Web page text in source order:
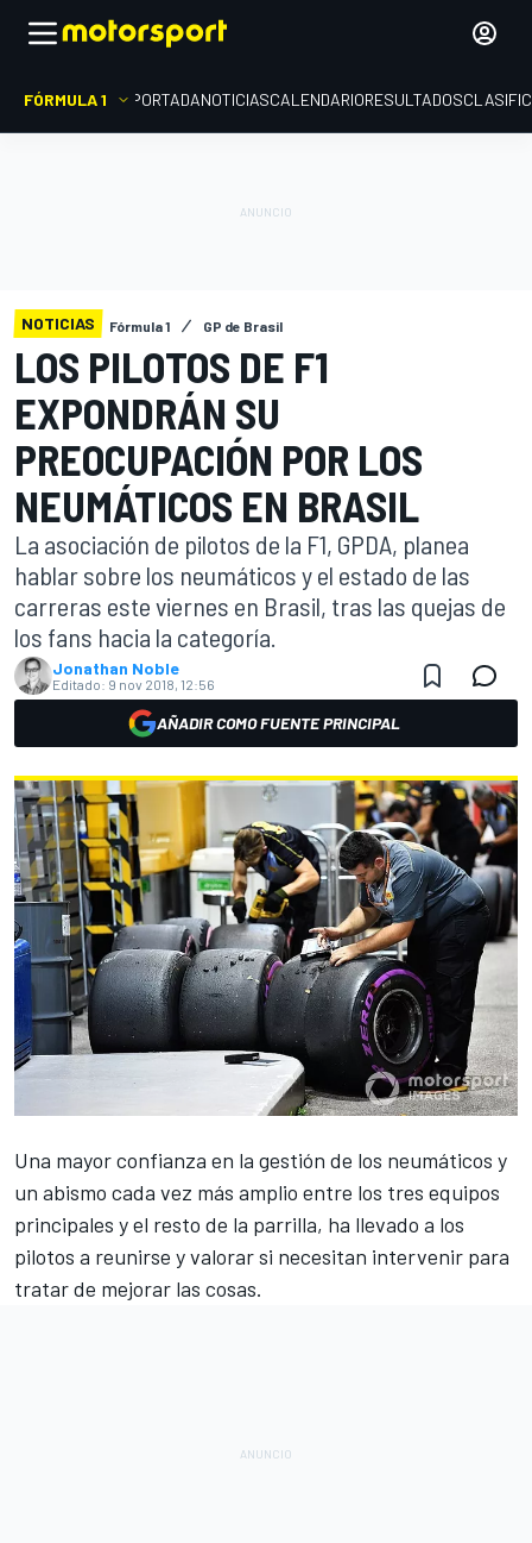
FÓRMULA 1 PORTADANOTICIASCALENDARIORESULTADOS
NOTICIAS Fórmula 1 GP de Brasil
LOS PILOTOS DE F1
EXPONDRÁN SU
PREOCUPACIÓN POR LOS
NEUMÁTICOS EN BRASIL
La asociación de pilotos de la F1, GPDA, planea
hablar sobre los neumáticos y el estado de las
carreras este viernes en Brasil, tras las quejas de
los fans hacia la categoría.
Jonathan Noble
Editado: 9 nov 2018, 12:56
AÑADIR COMO FUENTE PRINCIPAL
Una mayor confianza en la gestión de los neumáticos y
un abismo cada vez más amplio entre los tres equipos
principales y el resto de la parrilla, ha llevado a los
pilotos a reunirse y valorar si necesitan intervenir para
tratar de mejorar las cosas.